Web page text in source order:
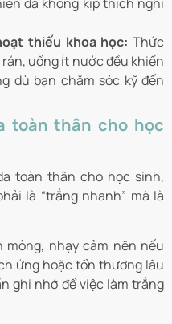
thiếu khoa học: Thức
uống ít nước đều khiến
dù bạn chăm sóc kỹ đến
toàn thân cho học
toàn thân cho học sinh,
là “trắng nhanh” mà là
nhạy cảm nên nếu
ứng hoặc tổn thương lâu
ghi nhớ để việc làm trắng